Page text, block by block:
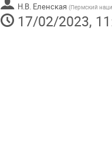
Н.В. Еленская (Пермский
17/02/2023,